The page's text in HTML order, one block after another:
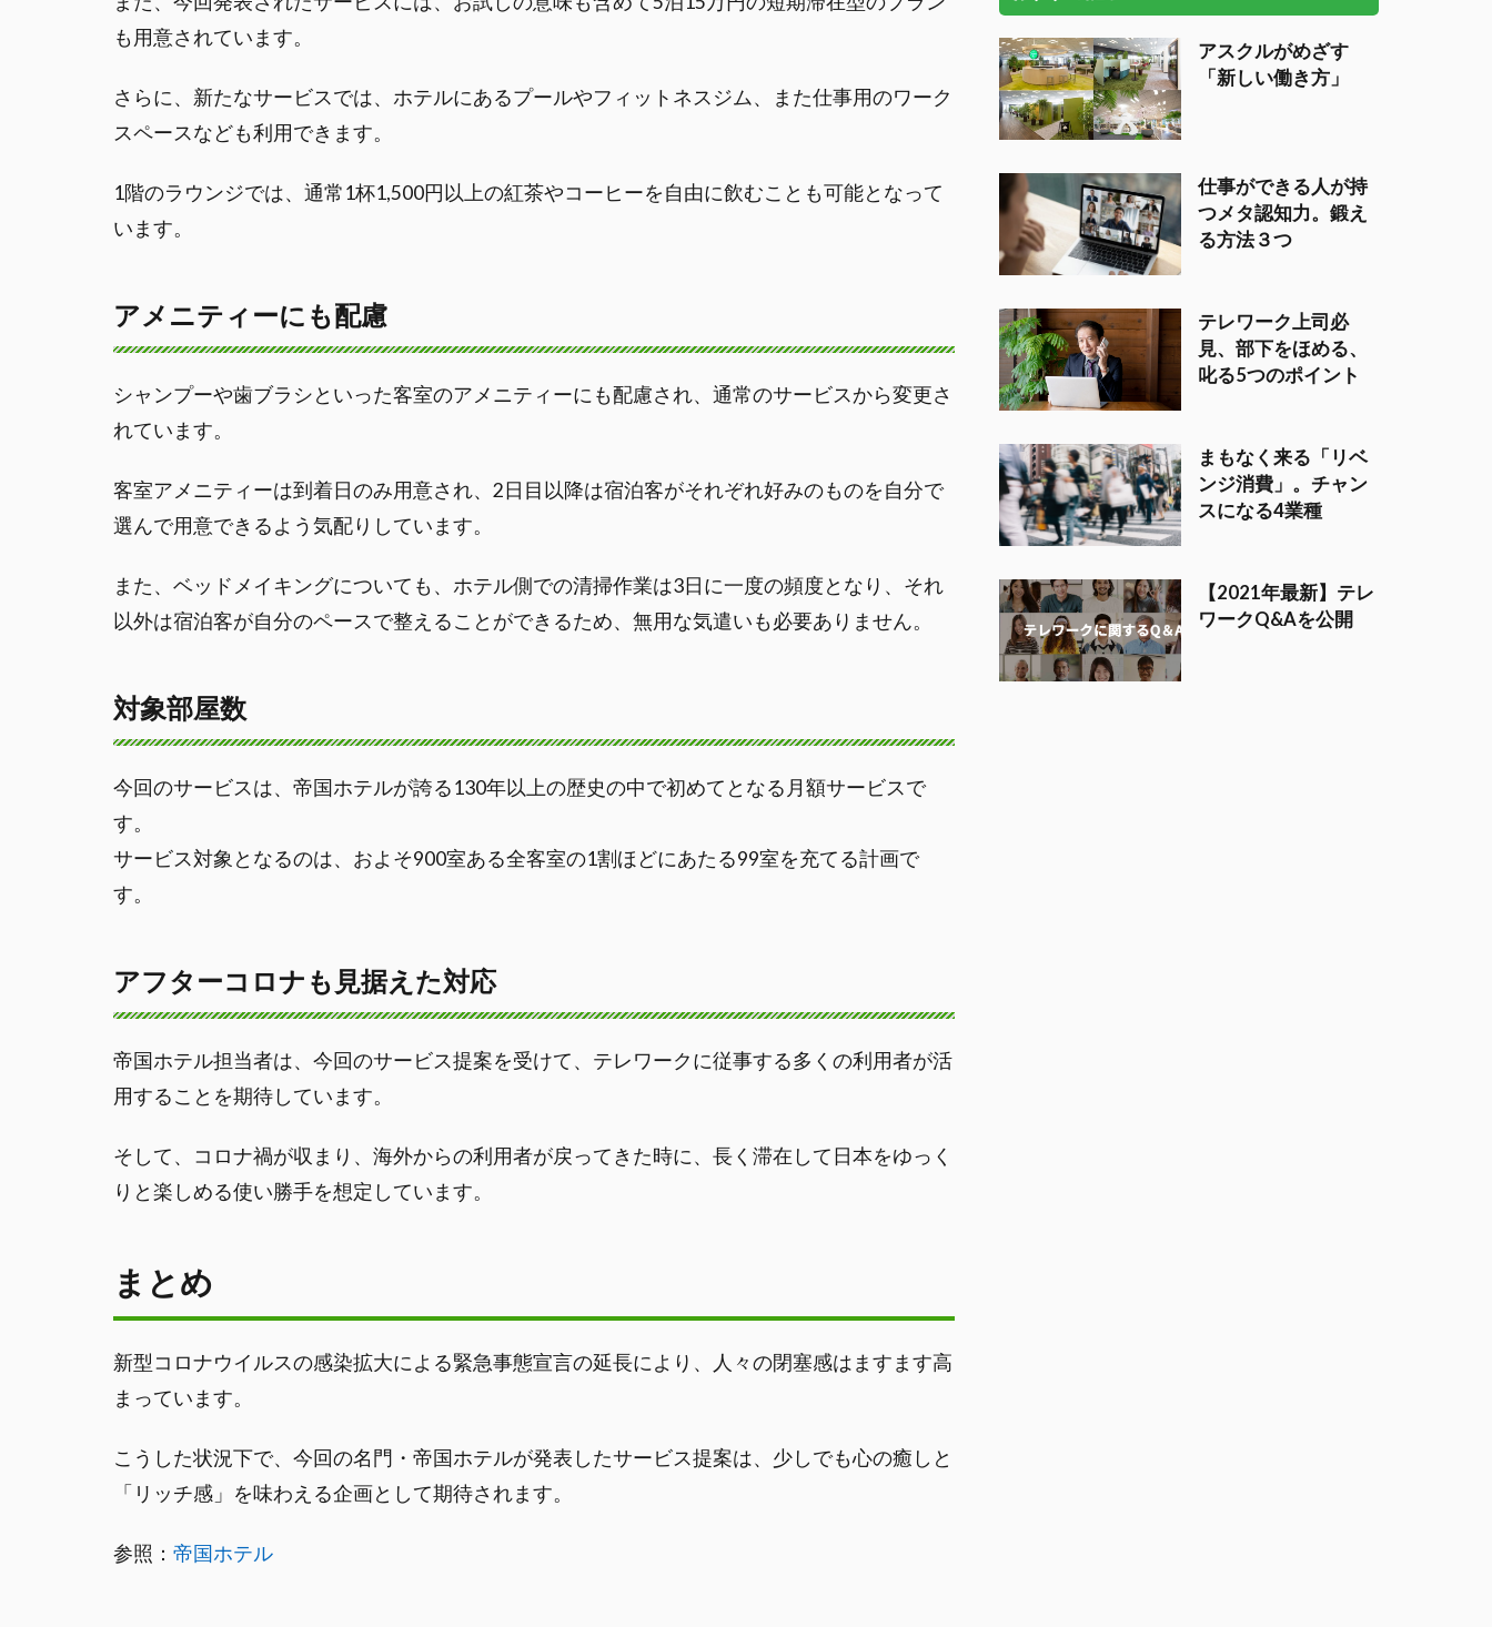
も用意されています。
さらに、新たなサービスでは、ホテルにあるプールやフィットネスジム、また仕事用のワーク
スペースなども利用できます。
1階のラウンジでは、通常1杯1,500円以上の紅茶やコーヒーを自由に飲むことも可能となって
います。
アメニティーにも配慮
シャンプーや歯ブラシといった客室のアメニティーにも配慮され、通常のサービスから変更さ
れています。
客室アメニティーは到着日のみ用意され、2日目以降は宿泊客がそれぞれ好みのものを自分で
選んで用意できるよう気配りしています。
また、ベッドメイキングについても、ホテル側での清掃作業は3日に一度の頻度となり、それ
以外は宿泊客が自分のペースで整えることができるため、無用な気遣いも必要ありません。
対象部屋数
今回のサービスは、帝国ホテルが誇る130年以上の歴史の中で初めてとなる月額サービスで
す。
サービス対象となるのは、およそ900室ある全客室の1割ほどにあたる99室を充てる計画で
す。
アフターコロナも見据えた対応
帝国ホテル担当者は、今回のサービス提案を受けて、テレワークに従事する多くの利用者が活
用することを期待しています。
そして、コロナ禍が収まり、海外からの利用者が戻ってきた時に、長く滞在して日本をゆっく
りと楽しめる使い勝手を想定しています。
まとめ
新型コロナウイルスの感染拡大による緊急事態宣言の延長により、人々の閉塞感はますます高
まっています。
こうした状況下で、今回の名門・帝国ホテルが発表したサービス提案は、少しでも心の癒しと
「リッチ感」を味わえる企画として期待されます。
参照： 帝国ホテル
アスクルがめざす
「新しい働き方」
仕事ができる人が持
つメタ認知力。鍛え
る方法３つ
テレワーク上司必
見、部下をほめる、
叱る5つのポイント
まもなく来る「リベ
ンジ消費」。チャン
スになる4業種
【2021年最新】テレ
ワークQ&Aを公開